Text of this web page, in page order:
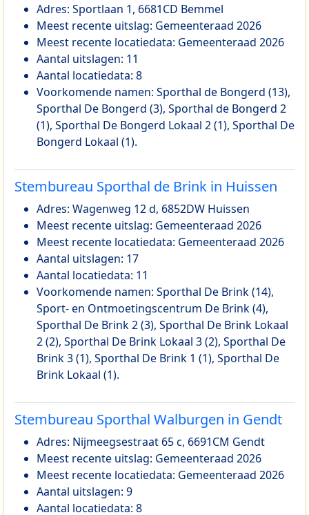
Adres: Sportlaan 1, 6681CD Bemmel
Meest recente uitslag: Gemeenteraad 2026
Meest recente locatiedata: Gemeenteraad 2026
Aantal uitslagen: 11
Aantal locatiedata: 8
Voorkomende namen: Sporthal de Bongerd (13),
Sporthal De Bongerd (3), Sporthal de Bongerd 2
(1), Sporthal De Bongerd Lokaal 2 (1), Sporthal De
Bongerd Lokaal (1).
Stembureau Sporthal de Brink in Huissen
Adres: Wagenweg 12 d, 6852DW Huissen
Meest recente uitslag: Gemeenteraad 2026
Meest recente locatiedata: Gemeenteraad 2026
Aantal uitslagen: 17
Aantal locatiedata: 11
Voorkomende namen: Sporthal De Brink (14),
Sport- en Ontmoetingscentrum De Brink (4),
Sporthal De Brink 2 (3), Sporthal De Brink Lokaal
2 (2), Sporthal De Brink Lokaal 3 (2), Sporthal De
Brink 3 (1), Sporthal De Brink 1 (1), Sporthal De
Brink Lokaal (1).
Stembureau Sporthal Walburgen in Gendt
Adres: Nijmeegsestraat 65 c, 6691CM Gendt
Meest recente uitslag: Gemeenteraad 2026
Meest recente locatiedata: Gemeenteraad 2026
Aantal uitslagen: 9
Aantal locatiedata: 8